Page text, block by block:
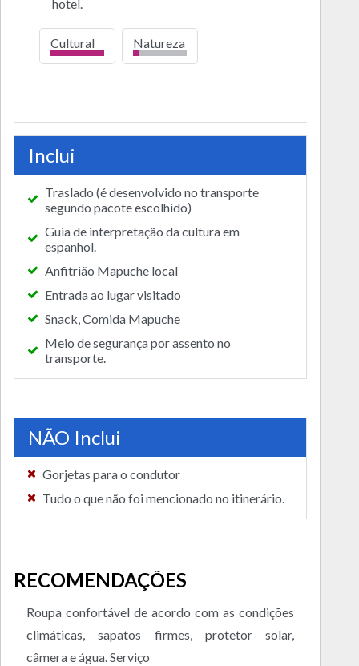
hotel.
Cultural
alto
Natureza
bajo
Inclui
Traslado (é desenvolvido no transporte
segundo pacote escolhido)
Guia de interpretação da cultura em
espanhol.
Anfitrião Mapuche local
Entrada ao lugar visitado
Snack, Comida Mapuche
Meio de segurança por assento no
transporte.
NÃO Inclui
Gorjetas para o condutor
Tudo o que não foi mencionado no itinerário.
RECOMENDAÇÕES
Roupa confortável de acordo com as condições
climáticas, sapatos firmes, protetor solar,
câmera e água. Serviço